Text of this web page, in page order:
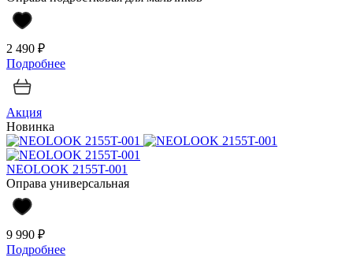
2 490 ₽
Подробнее
Акция
Новинка
NEOLOOK 2155T-001
Оправа универсальная
9 990 ₽
Подробнее